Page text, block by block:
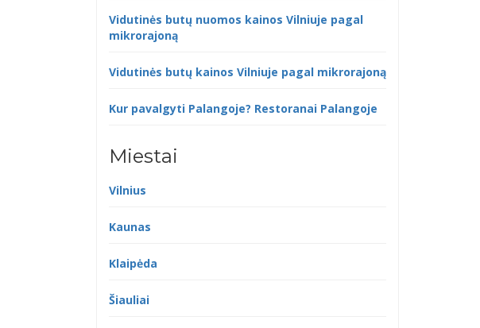
Vidutinės butų nuomos kainos Vilniuje pagal
mikrorajoną
Vidutinės butų kainos Vilniuje pagal mikrorajoną
Kur pavalgyti Palangoje? Restoranai Palangoje
Miestai
Vilnius
Kaunas
Klaipėda
Šiauliai